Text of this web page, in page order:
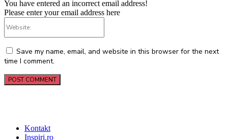
You have entered an incorrect email address!
Please enter your email address here
Save my name, email, and website in this browser for the next
time I comment.
Kontakt
Inspiri.ro